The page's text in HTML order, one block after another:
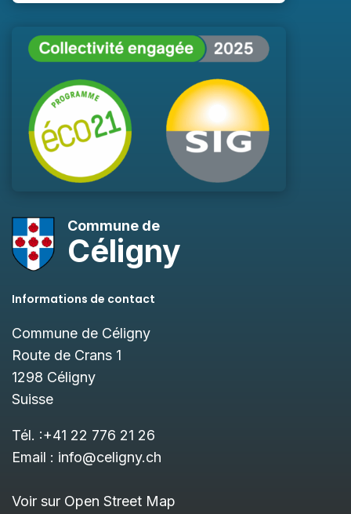
Commune de
Céligny
Informations de contact
Commune de Céligny
Route de Crans 1
1298 Céligny
Suisse
Tél. :+41 22 776 21 26
Email : info@celigny.ch
Voir sur Open Street Map